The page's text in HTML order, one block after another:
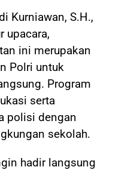
Kurniawan, S.H.,
upacara,
ini merupakan
Polri untuk
Program
serta
polisi dengan
sekolah.
hadir langsung